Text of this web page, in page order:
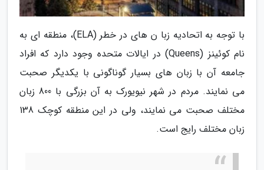
با توجه به اتحادیه زبا ن های در خطر (ELA)، منطقه ای به
نام کوئینز (Queens) در ایالات متحده وجود دارد که افراد
جامعه آن با زبان های بسیار گوناگونی با یکدیگر صحبت
می نمایند. مردم در شهر نیویورک به آن بزرگی با 800 زبان
مختلف صحبت می نمایند، ولی در این منطقه کوچک 138
زبان مختلف رایج است.